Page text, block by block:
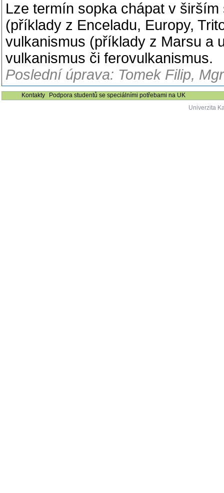
Lze termín sopka chápat v
(příklady z Enceladu, Europy,
vulkanismus (příklady z Marsu a
vulkanismus či ferovulkanismus.
Poslední úprava: Tomek Filip,
Kontakty
Podpora studentů se speciálními potřebami na UK
Univerzita